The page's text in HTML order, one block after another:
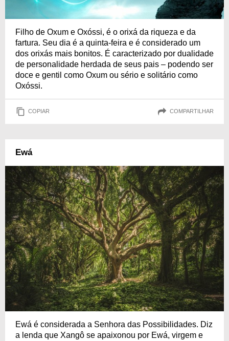
Filho de Oxum e Oxóssi, é o orixá da riqueza e da
fartura. Seu dia é a quinta-feira e é considerado um
dos orixás mais bonitos. É caracterizado por dualidade
de personalidade herdada de seus pais – podendo ser
doce e gentil como Oxum ou sério e solitário como
Oxóssi.
COPIAR COMPARTILHAR
Ewá
Ewá é considerada a Senhora das Possibilidades. Diz
a lenda que Xangô se apaixonou por Ewá, virgem e